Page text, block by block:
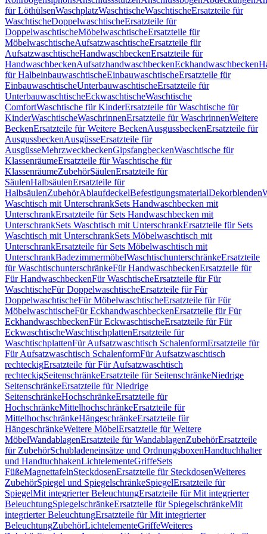
für LöthülsenWaschplatzWaschtischeWaschtischeErsatzteile für
WaschtischeDoppelwaschtischeErsatzteile für
DoppelwaschtischeMöbelwaschtischeErsatzteile für
MöbelwaschtischeAufsatzwaschtischeErsatzteile für
AufsatzwaschtischeHandwaschbeckenErsatzteile für
HandwaschbeckenAufsatzhandwaschbeckenEckhandwaschbecken
für HalbeinbauwaschtischeEinbauwaschtischeErsatzteile für
EinbauwaschtischeUnterbauwaschtischeErsatzteile für
UnterbauwaschtischeEckwaschtischeWaschtische
ComfortWaschtische für KinderErsatzteile für Waschtische für
KinderWaschtischeWaschrinnenErsatzteile für WaschrinnenWeitere
BeckenErsatzteile für Weitere BeckenAusgussbeckenErsatzteile für
AusgussbeckenAusgüsseErsatzteile für
AusgüsseMehrzweckbeckenGipsfangbeckenWaschtische für
KlassenräumeErsatzteile für Waschtische für
KlassenräumeZubehörSäulenErsatzteile für
SäulenHalbsäulenErsatzteile für
HalbsäulenZubehörAblaufdeckelBefestigungsmaterialDekorblenden
Waschtisch mit UnterschrankSets Handwaschbecken mit
UnterschrankErsatzteile für Sets Handwaschbecken mit
UnterschrankSets Waschtisch mit UnterschrankErsatzteile für Sets
Waschtisch mit UnterschrankSets Möbelwaschtisch mit
UnterschrankErsatzteile für Sets Möbelwaschtisch mit
UnterschrankBadezimmermöbelWaschtischunterschränkeErsatzteile
für WaschtischunterschränkeFür HandwaschbeckenErsatzteile für
Für HandwaschbeckenFür WaschtischeErsatzteile für Für
WaschtischeFür DoppelwaschtischeErsatzteile für Für
DoppelwaschtischeFür MöbelwaschtischeErsatzteile für Für
MöbelwaschtischeFür EckhandwaschbeckenErsatzteile für Für
EckhandwaschbeckenFür EckwaschtischeErsatzteile für Für
EckwaschtischeWaschtischplattenErsatzteile für
WaschtischplattenFür Aufsatzwaschtisch SchalenformErsatzteile für
Für Aufsatzwaschtisch SchalenformFür Aufsatzwaschtisch
rechteckigErsatzteile für Für Aufsatzwaschtisch
rechteckigSeitenschränkeErsatzteile für SeitenschränkeNiedrige
SeitenschränkeErsatzteile für Niedrige
SeitenschränkeHochschränkeErsatzteile für
HochschränkeMittelhochschränkeErsatzteile für
MittelhochschränkeHängeschränkeErsatzteile für
HängeschränkeWeitere MöbelErsatzteile für Weitere
MöbelWandablagenErsatzteile für WandablagenZubehörErsatzteile
für ZubehörSchubladeneinsätze und OrdnungsboxenHandtuchhalter
und HandtuchhakenLichtelementeGriffeSets
FüßeMagnettafelnSteckdosenErsatzteile für SteckdosenWeiteres
ZubehörSpiegel und SpiegelschränkeSpiegelErsatzteile für
SpiegelMit integrierter BeleuchtungErsatzteile für Mit integrierter
BeleuchtungSpiegelschränkeErsatzteile für SpiegelschränkeMit
integrierter BeleuchtungErsatzteile für Mit integrierter
BeleuchtungZubehörLichtelementeGriffeWeiteres